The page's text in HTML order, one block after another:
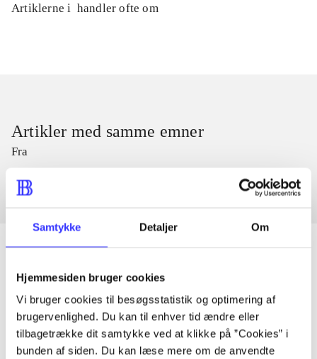
Samtykke Detaljer Om
Hjemmesiden bruger cookies
Vi bruger cookies til besøgsstatistik og optimering af
brugervenlighed. Du kan til enhver tid ændre eller
tilbagetrække dit samtykke ved at klikke på ”Cookies” i
bunden af siden. Du kan læse mere om de anvendte
Artiklerne i handler ofte om
Artikler med samme emner
Fra
Artikler
Alle registrerede artikler fordelt på udgivelser
...